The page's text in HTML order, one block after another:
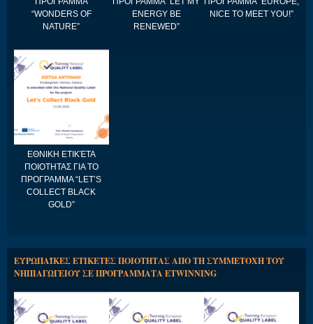
“WONDERS OF
NATURE”
ENERGY BE
RENEWED”
NICE TO MEET YOU!”
ΕΘΝΙΚΗ ΕΤΙΚΈΤΑ
ΠΟΙΟΤΗΤΑΣ ΓΙΑ ΤΟ
ΠΡΟΓΡΑΜΜΑ “LET’S
COLLECT BLACK
GOLD”
ΕΥΡΩΠΑΪΚΕΣ ΕΤΙΚΕΤΕΣ ΠΟΙΟΤΗΤΑΣ ΑΠΟ ΤΗ ΣΥΜΜΕΤΟΧΗ ΤΟΥ
ΝΗΠΙΑΓΩΓΕΙΟΥ ΣΕ ΠΡΟΓΡΑΜΜΑΤΑ ETWINNING